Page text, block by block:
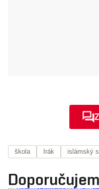
škola Irák islámský